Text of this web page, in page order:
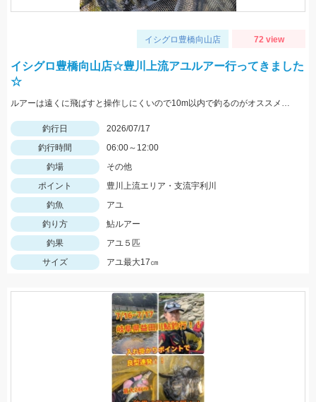
イシグロ豊橋向山店 72 view
イシグロ豊橋向山店☆豊川上流アユルアー行ってきました
☆
ルアーは遠くに飛ばすと操作しにくいので10m以内で釣るのがオススメ。鮎が苔を食んでいる所にルアーを入れて竿先をちょんちょんと動かしヒラを打つように操作すると鮎がとびかかってきますよ。
釣行日
2026/07/17
釣行時間
06:00～12:00
釣場
その他
ポイント
豊川上流エリア・支流宇利川
釣魚
アユ
釣り方
鮎ルアー
釣果
アユ５匹
サイズ
アユ最大17㎝